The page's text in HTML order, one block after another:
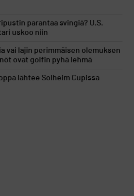
parantaa svingiä? U.S.
uskoo niin
vai lajin perimmäisen olemuksen
ovat golfin pyhä lehmä
lähtee Solheim Cupissa